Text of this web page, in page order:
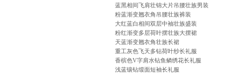
蓝黑相间飞肩壮锦大片吊腰壮族男装
粉蓝渐变翘衣角吊腰壮族裤装
大红蓝白相间双层中袖壮族盛装
粉红渐变多层荷叶摆壮族大摆裙
天蓝渐变翘衣角壮族长裙
重工灰色飞天多钻荷叶纱长礼服
香槟色V字肩水钻鱼鳞绣花长礼服
浅蓝镶钻缎面短袖长礼服